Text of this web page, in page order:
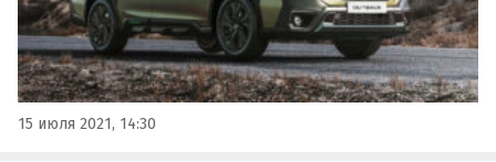
15 июля 2021, 14:30